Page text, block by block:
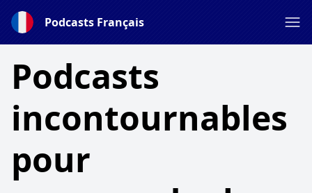
Podcasts Français
Podcasts
incontournables
pour